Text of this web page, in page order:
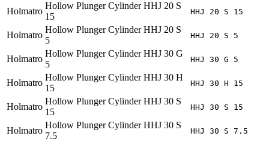
Holmatro
Hollow Plunger Cylinder HHJ 20 S
15
HHJ 20 S 15
Holmatro
Hollow Plunger Cylinder HHJ 20 S
5
HHJ 20 S 5
Holmatro
Hollow Plunger Cylinder HHJ 30 G
5
HHJ 30 G 5
Holmatro
Hollow Plunger Cylinder HHJ 30 H
15
HHJ 30 H 15
Holmatro
Hollow Plunger Cylinder HHJ 30 S
15
HHJ 30 S 15
Holmatro
Hollow Plunger Cylinder HHJ 30 S
7.5
HHJ 30 S 7.5